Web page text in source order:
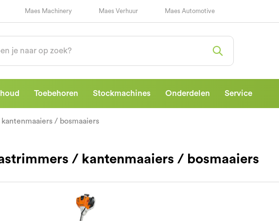
Maes Machinery Maes Verhuur Maes Automotive
Toebehoren Stockmachines Onderdelen Service
/ bosmaaiers
/ kantenmaaiers / bosmaaiers